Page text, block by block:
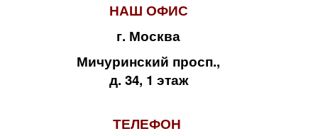
НАШ ОФИС
г. Москва
Мичуринский просп.,
д. 34, 1 этаж
ТЕЛЕФОН